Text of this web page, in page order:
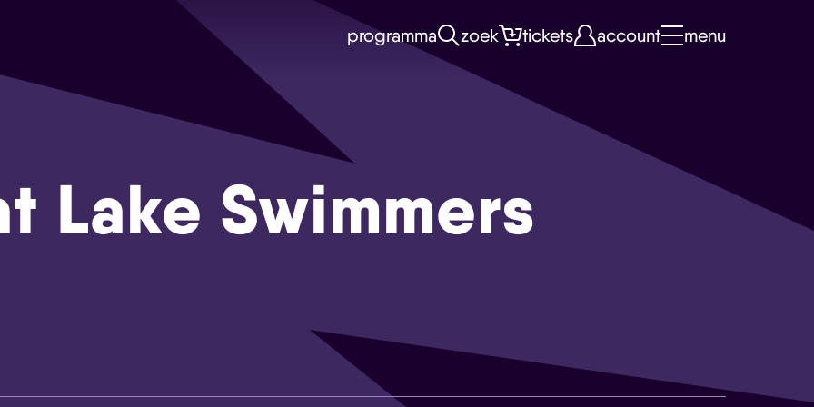
programma zoek tickets account menu
Lake Swimmers